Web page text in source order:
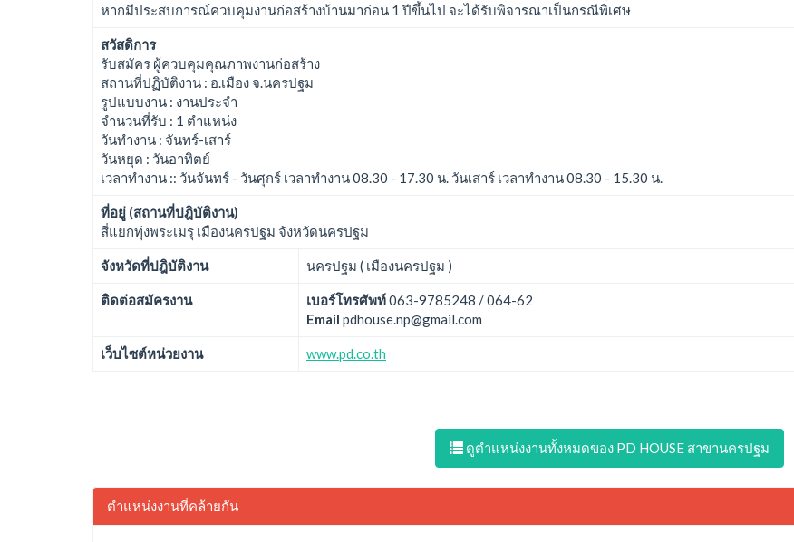
หากมีประสบการณ์ควบคุมงานก่อสร้างบ้านมาก่อน 1 ปีขึ้นไป จะได้รับพิจารณาเป็นกรณีพิเศษ
สวัสดิการ
รับสมัคร ผู้ควบคุมคุณภาพงานก่อสร้าง
สถานที่ปฏิบัติงาน : อ.เมือง จ.นครปฐม
รูปแบบงาน : งานประจำ
จำนวนที่รับ : 1 ตำแหน่ง
วันทำงาน : จันทร์-เสาร์
วันหยุด : วันอาทิตย์
เวลาทำงาน :: วันจันทร์ - วันศุกร์ เวลาทำงาน 08.30 - 17.30 น. วันเสาร์ เวลาทำงาน 08.30 - 15.30 น.
ที่อยู่ (สถานที่ปฎิบัติงาน)
สี่แยกทุ่งพระเมรุ เมืองนครปฐม จังหวัดนครปฐม
จังหวัดที่ปฎิบัติงาน นครปฐม ( เมืองนครปฐม )
ติดต่อสมัครงาน เบอร์โทรศัพท์063-9785248 / 064-62
Email pdhouse.np@gmail.com
เว็บไซต์หน่วยงาน www.pd.co.th
ดูตำแหน่งงานทั้งหมดของ PD HOUSE สาขานครปฐม
ตำแหน่งงานที่คล้ายกัน